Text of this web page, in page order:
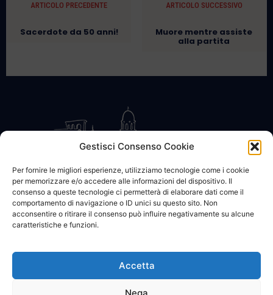
Gestisci Consenso Cookie
Per fornire le migliori esperienze, utilizziamo tecnologie come i cookie
per memorizzare e/o accedere alle informazioni del dispositivo. Il
consenso a queste tecnologie ci permetterà di elaborare dati come il
comportamento di navigazione o ID unici su questo sito. Non
acconsentire o ritirare il consenso può influire negativamente su alcune
caratteristiche e funzioni.
Accetta
Nega
ARTICOLO PRECEDENTE
Sacerdote da 50 anni!
ARTICOLO SUCCESSIVO
Muore mentre assiste
alla partita
CONTATTACI COOKIE POLICY PRIVACY
© 2002 - 2026 SanBartolomeo.info :::: powered by Go Web snc |